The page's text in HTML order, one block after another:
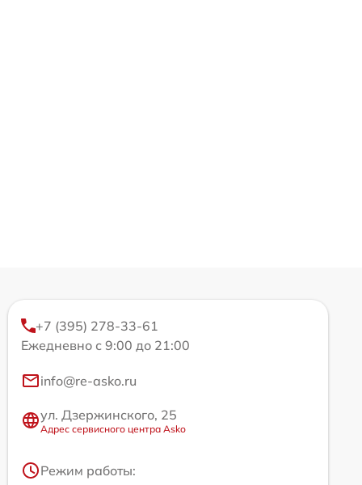
+7 (395) 278-33-61
Ежедневно с 9:00 до 21:00
info@re-asko.ru
ул. Дзержинского, 25
Адрес сервисного центра Asko
Режим работы: